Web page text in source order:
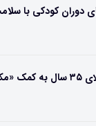
دوران کودکی با
بهبود باروری زنان بالای ۳۵ سال